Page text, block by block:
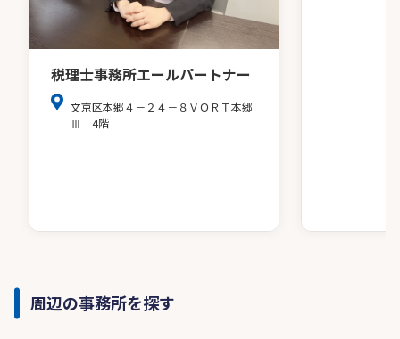
税理士事務所エールパートナー
文京区本郷４－２４－８ＶＯＲＴ本郷
Ⅲ 4階
周辺の事務所を探す